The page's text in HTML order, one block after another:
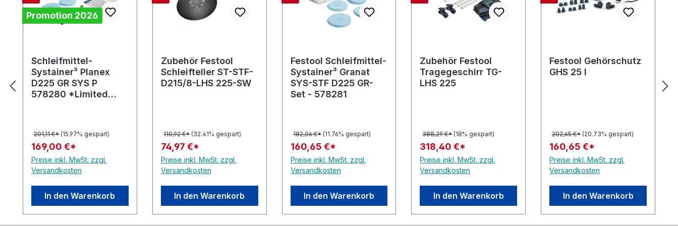
Promotion 2026
Schleifmittel-
Systainer³ Planex
D225 GR SYS P
578280 *Limited
201,11 €* (15.97% gespart)
169,00 €*
Preise inkl. MwSt. zzgl.
Versandkosten
In den Warenkorb
Zubehör Festool
Schleifteller ST-STF-
D215/8-LHS 225-SW
110,92 €* (32.41% gespart)
74,97 €*
Preise inkl. MwSt. zzgl.
Versandkosten
In den Warenkorb
Festool Schleifmittel-
Systainer³ Granat
SYS-STF D225 GR-
Set - 578281
182,06 €* (11.76% gespart)
160,65 €*
Preise inkl. MwSt. zzgl.
Versandkosten
In den Warenkorb
Zubehör Festool
Tragegeschirr TG-
LHS 225
388,29 €* (18% gespart)
318,40 €*
Preise inkl. MwSt. zzgl.
Versandkosten
In den Warenkorb
Festool Gehörschutz
GHS 25 I
202,65 €* (20.73% gespart)
160,65 €*
Preise inkl. MwSt. zzgl.
Versandkosten
In den Warenkorb